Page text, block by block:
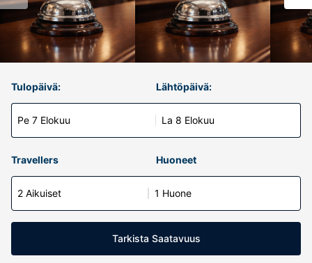
Tulopäivä:
Pe 7 Elokuu
Lähtöpäivä:
La 8 Elokuu
Travellers Huoneet
2 Aikuiset 1 Huone
Tarkista Saatavuus